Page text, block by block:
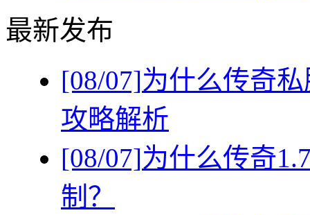
最新发布
[08/07]为什么传奇
攻略解析
[08/07]为什么传奇
制？